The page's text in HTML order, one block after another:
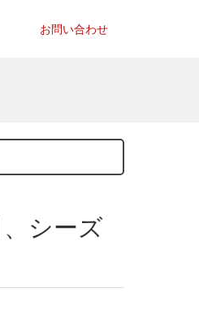
お問い合わせ
シーズ